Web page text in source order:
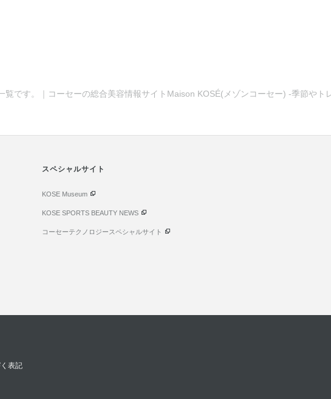
です。｜コーセーの総合美容情報サイトMaison KOSÉ(メゾンコーセー) -季節やト
スペシャルサイト
KOSE Museum
KOSE SPORTS BEAUTY NEWS
コーセーテクノロジースペシャルサイト
表記